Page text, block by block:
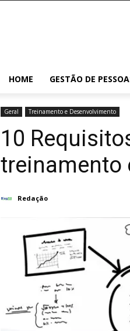
HOME GESTÃO DE
Geral Treinamento e Desenvolvimento
10
treinamento
Redação